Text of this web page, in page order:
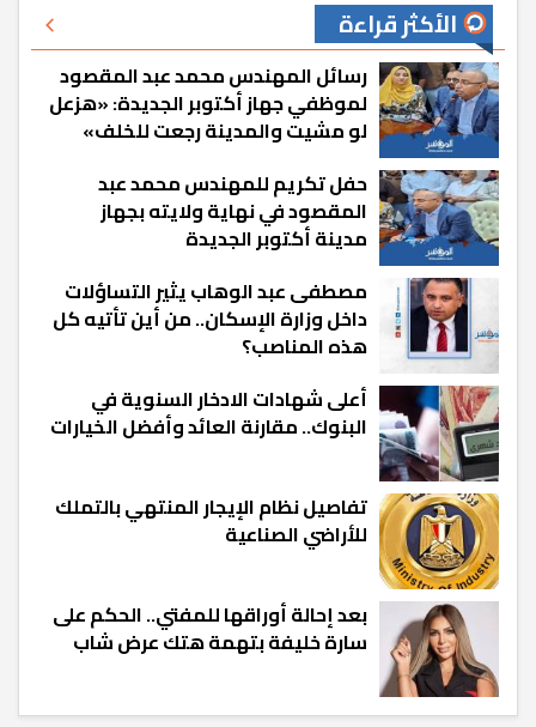
الأكثر قراءة
رسائل المهندس محمد عبد المقصود
لموظفي جهاز أكتوبر الجديدة: «هزعل
لو مشيت والمدينة رجعت للخلف»
حفل تكريم للمهندس محمد عبد
المقصود في نهاية ولايته بجهاز
مدينة أكتوبر الجديدة
مصطفى عبد الوهاب يثير التساؤلات
داخل وزارة الإسكان.. من أين تأتيه كل
هذه المناصب؟
أعلى شهادات الادخار السنوية في
البنوك.. مقارنة العائد وأفضل الخيارات
تفاصيل نظام الإيجار المنتهي بالتملك
للأراضي الصناعية
بعد إحالة أوراقها للمفتي.. الحكم على
سارة خليفة بتهمة هتك عرض شاب